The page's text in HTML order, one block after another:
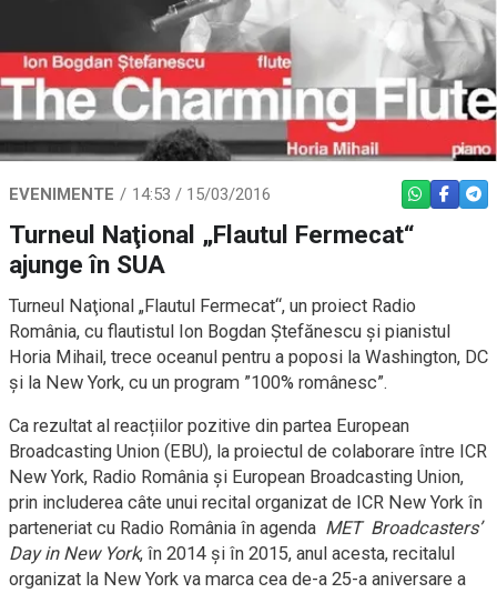
EVENIMENTE 14:53 / 15/03/2016 WHATSAPP
Turneul Naţional „Flautul Fermecat“
ajunge în SUA
Turneul Naţional „Flautul Fermecat“, un proiect Radio
România, cu flautistul Ion Bogdan Ştefănescu şi pianistul
Horia Mihail, trece oceanul pentru a poposi la Washington, DC
și la New York, cu un program ”100% românesc”.
Ca rezultat al reacțiilor pozitive din partea European
Broadcasting Union (EBU), la proiectul de colaborare între ICR
New York, Radio România şi European Broadcasting Union,
prin includerea câte unui recital organizat de ICR New York în
parteneriat cu Radio România în agenda MET Broadcasters’
Day in New York, în 2014 și în 2015, anul acesta, recitalul
organizat la New York va marca cea de-a 25-a aniversare a